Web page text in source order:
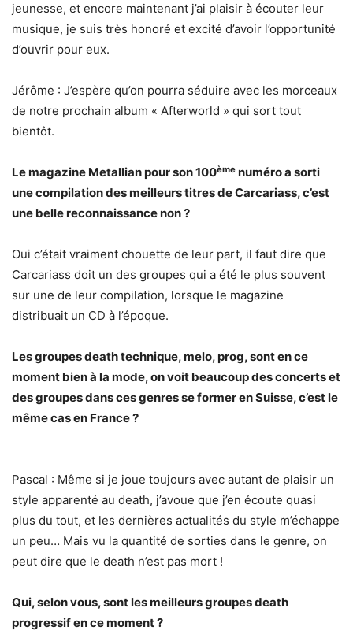
jeunesse, et encore maintenant j’ai plaisir à écouter leur
musique, je suis très honoré et excité d’avoir l’opportunité
d’ouvrir pour eux.
Jérôme : J’espère qu’on pourra séduire avec les morceaux
de notre prochain album « Afterworld » qui sort tout
bientôt.
Le magazine Metallian pour son 100ème numéro a sorti
une compilation des meilleurs titres de Carcariass, c’est
une belle reconnaissance non ?
Oui c’était vraiment chouette de leur part, il faut dire que
Carcariass doit un des groupes qui a été le plus souvent
sur une de leur compilation, lorsque le magazine
distribuait un CD à l’époque.
Les groupes death technique, melo, prog, sont en ce
moment bien à la mode, on voit beaucoup des concerts et
des groupes dans ces genres se former en Suisse, c’est le
même cas en France ?
Pascal : Même si je joue toujours avec autant de plaisir un
style apparenté au death, j’avoue que j’en écoute quasi
plus du tout, et les dernières actualités du style m’échappe
un peu… Mais vu la quantité de sorties dans le genre, on
peut dire que le death n’est pas mort !
Qui, selon vous, sont les meilleurs groupes death
progressif en ce moment ?